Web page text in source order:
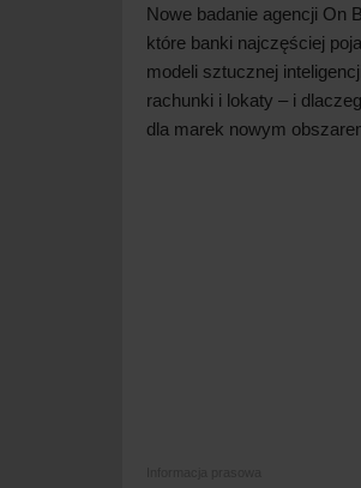
Nowe badanie agencji On
które banki najczęściej
modeli sztucznej
rachunki i lokaty – i
dla marek nowym